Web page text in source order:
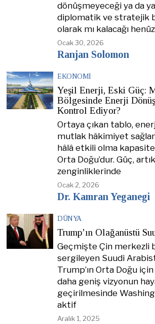
dönüşmeyeceği ya da
diplomatik ve stratejik
olarak mı kalacağı henüz
Ocak 30, 2026
Ranjan Solomon
EKONOMI
Yeşil Enerji, Eski Güç:
Bölgesinde Enerji
Kontrol Ediyor?
Ortaya çıkan tablo,
mutlak hâkimiyet
hâlâ etkili olma
Orta Doğu’dur. Güç,
zenginliklerinde
Ocak 2, 2026
Dr. Kamran Yeganegi
DÜNYA
Trump’ın Olağanüstü
Geçmişte Çin merkezli
sergileyen Suudi
Trump’ın Orta Doğu
daha geniş vizyonun
geçirilmesinde
aktif
Aralık 1, 2025